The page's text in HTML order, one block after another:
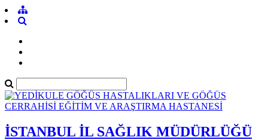
İSTANBUL İL SAĞLIK MÜDÜRLÜĞÜ